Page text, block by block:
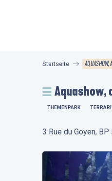
Startseite AQUASHOW,
Aquashow,
THEMENPARK
3 Rue du Goyen,